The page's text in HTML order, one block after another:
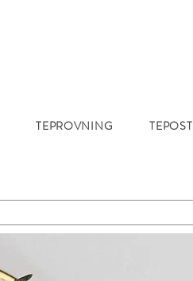
TEPROVNING TEPOST